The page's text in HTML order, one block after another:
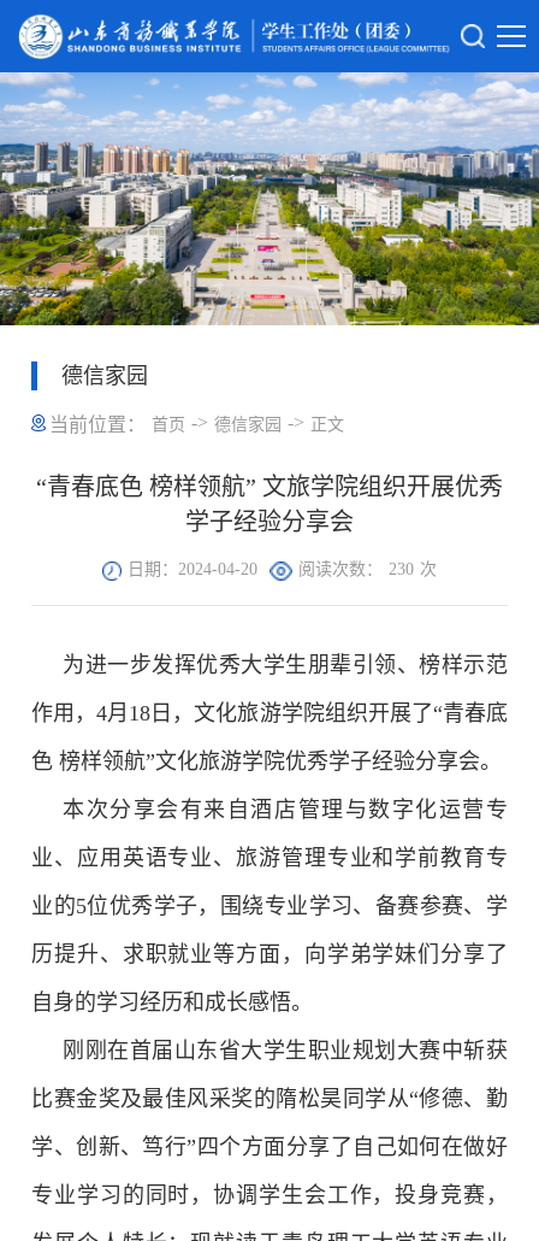
德信家园
当前位置： 首页 -> 德信家园 -> 正文
“青春底色 榜样领航” 文旅学院组织开展优秀
学子经验分享会
日期：2024-04-20 阅读次数： 230 次
为进一步发挥优秀大学生朋辈引领、榜样示范
作用，4月18日，文化旅游学院组织开展了“青春底
色 榜样领航”文化旅游学院优秀学子经验分享会。
本次分享会有来自酒店管理与数字化运营专
业、应用英语专业、旅游管理专业和学前教育专
业的5位优秀学子，围绕专业学习、备赛参赛、学
历提升、求职就业等方面，向学弟学妹们分享了
自身的学习经历和成长感悟。
刚刚在首届山东省大学生职业规划大赛中斩获
比赛金奖及最佳风采奖的隋松昊同学从“修德、勤
学、创新、笃行”四个方面分享了自己如何在做好
专业学习的同时，协调学生会工作，投身竞赛，